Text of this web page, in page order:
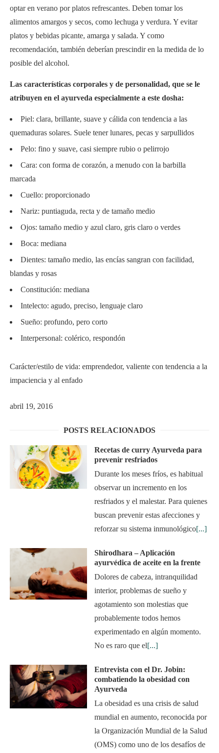
optar en verano por platos refrescantes. Deben tomar los
alimentos amargos y secos, como lechuga y verdura. Y evitar
platos y bebidas picante, amarga y salada. Y como
recomendación, también deberían prescindir en la medida de lo
posible del alcohol.
Las características corporales y de personalidad, que se le
atribuyen en el ayurveda especialmente a este dosha:
Piel: clara, brillante, suave y cálida con tendencia a las
quemaduras solares. Suele tener lunares, pecas y sarpullidos
Pelo: fino y suave, casi siempre rubio o pelirrojo
Cara: con forma de corazón, a menudo con la barbilla
marcada
Cuello: proporcionado
Nariz: puntiaguda, recta y de tamaño medio
Ojos: tamaño medio y azul claro, gris claro o verdes
Boca: mediana
Dientes: tamaño medio, las encías sangran con facilidad,
blandas y rosas
Constitución: mediana
Intelecto: agudo, preciso, lenguaje claro
Sueño: profundo, pero corto
Interpersonal: colérico, respondón
Carácter/estilo de vida: emprendedor, valiente con tendencia a la
impaciencia y al enfado
abril 19, 2016
POSTS RELACIONADOS
Recetas de curry Ayurveda para
prevenir resfriados
Durante los meses fríos, es habitual
observar un incremento en los
resfriados y el malestar. Para quienes
buscan prevenir estas afecciones y
reforzar su sistema inmunológico[...]
Shirodhara – Aplicación
ayurvédica de aceite en la frente
Dolores de cabeza, intranquilidad
interior, problemas de sueño y
agotamiento son molestias que
probablemente todos hemos
experimentado en algún momento.
No es raro que el[...]
Entrevista con el Dr. Jobin:
combatiendo la obesidad con
Ayurveda
La obesidad es una crisis de salud
mundial en aumento, reconocida por
la Organización Mundial de la Salud
(OMS) como uno de los desafíos de